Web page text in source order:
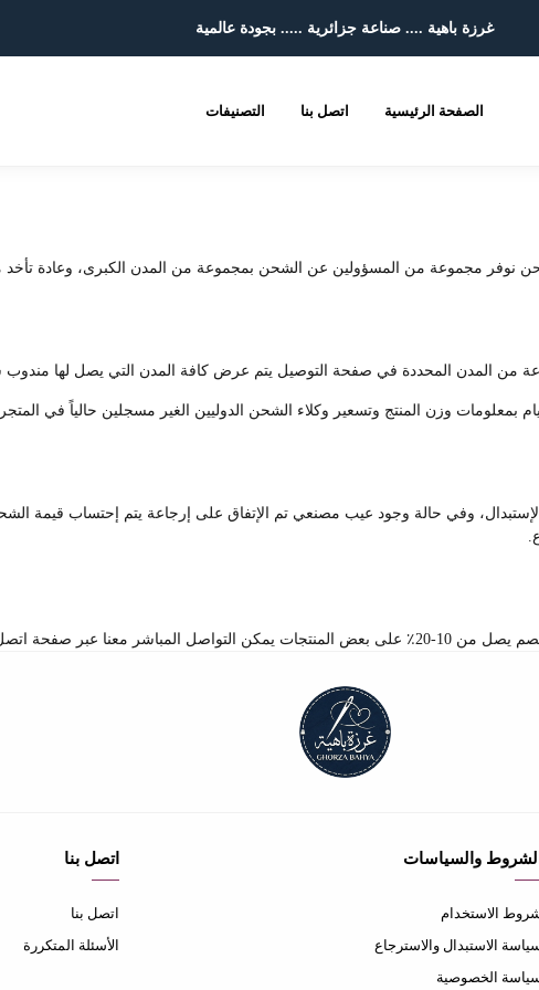
غرزة باهية .... صناعة جزائرية ..... بجودة عالمية
الصفحة الرئيسية اتصل بنا التصنيفات
من المسؤولين عن الشحن بمجموعة من المدن الكبرى، وعادة تأخد من يوم إلى 3 أيام من
من المدن المحددة في صفحة التوصيل يتم عرض كافة المدن التي يصل لها
وزن المنتج وتسعير وكلاء الشحن الدوليين الغير مسجلين حالياً في
وفي حالة وجود عيب مصنعي تم الإتفاق على إرجاعة يتم إحتساب قيمة
عن الكميات والخصم
الشروط والسياسات
الاستخدام
الاستبدال والاسترجاع
الخصوصية
اتصل بنا
اتصل بنا
الأسئلة المتكررة